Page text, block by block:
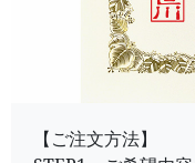
【ご注文方法】